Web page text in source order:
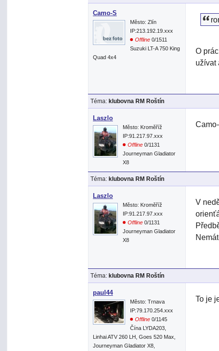
Camo-S
Město: Zlín
IP:213.192.19.xxx
Offline 0/1511
Suzuki LT-A 750 King
Quad 4x4
O
užívat
Téma: klubovna RM Roštín
Laszlo
Město: Kroměříž
IP:91.217.97.xxx
Offline 0/1131
Journeyman Gladiator
X8
Téma: klubovna RM Roštín
Laszlo
Město: Kroměříž
IP:91.217.97.xxx
Offline 0/1131
Journeyman Gladiator
X8
V
Téma: klubovna RM Roštín
paul44
Město: Trnava
IP:79.170.254.xxx
Offline 0/1145
Čína LYDA203,
Linhai ATV 260 LH, Goes 520 Max,
Journeyman Gladiator X8,
To je